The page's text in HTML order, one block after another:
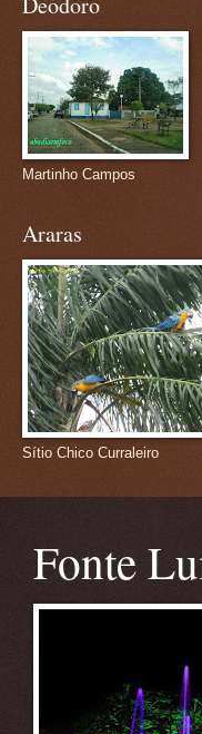
Martinho Campos
Araras
Sítio Chico Curraleiro
Fonte